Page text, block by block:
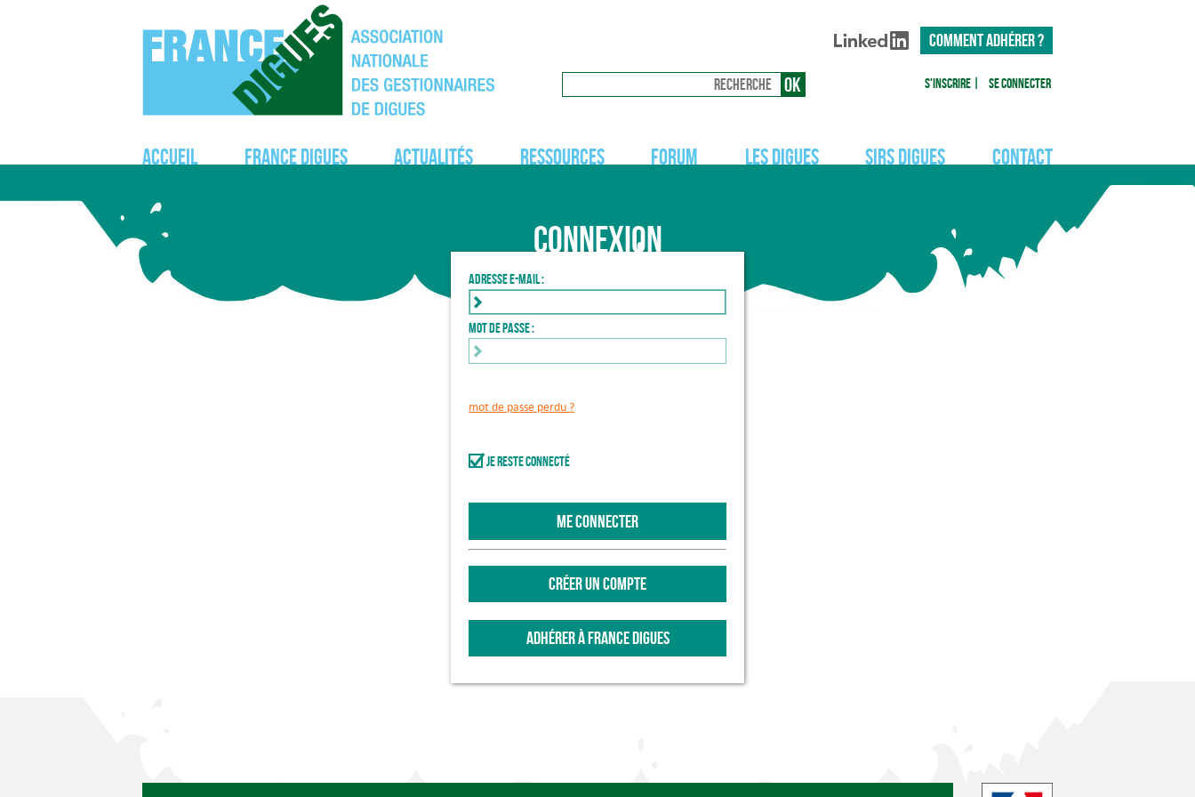
COMMENT ADHÉRER ?
S'inscrire Se connecter
Accueil France Digues Actualités Ressources Forum Les digues SIRS Digues Contact
Connexion
Adresse e-mail :
Mot de passe :
mot de passe perdu ?
Je reste connecté
ME CONNECTER
CRÉER UN COMPTE
ADHÉRER À FRANCE DIGUES